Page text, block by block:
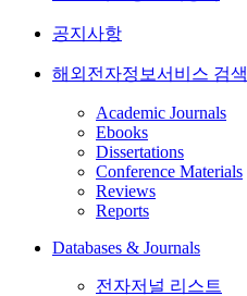
공지사항
해외전자정보서비스 검색
Academic Journals
Ebooks
Dissertations
Conference Materials
Reviews
Reports
Databases & Journals
전자저널 리스트